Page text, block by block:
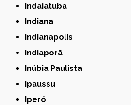
Indaiatuba
Indiana
Indianapolis
Indiaporã
Inúbia Paulista
Ipaussu
Iperó